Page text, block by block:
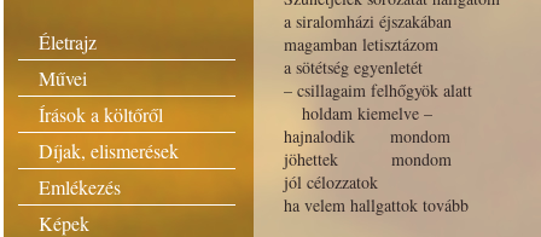
Életrajz
Művei
Írások a költőről
Díjak, elismerések
Emlékezés
Képek
a siralomházi éjszakában
magamban letisztázom
a sötétség egyenletét
– csillagaim felhőgyök alatt
holdam kiemelve –
hajnalodik mondom
jöhettek mondom
jól célozzatok
ha velem hallgattok tovább